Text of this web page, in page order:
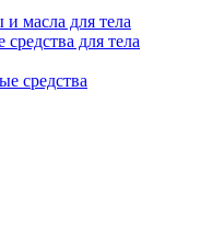
масла для тела
для тела
средства